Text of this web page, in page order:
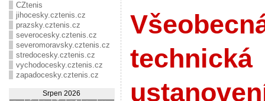
CZtenis
jihocesky.cztenis.cz
prazsky.cztenis.cz
severocesky.cztenis.cz
severomoravsky.cztenis.cz
stredocesky.cztenis.cz
vychodocesky.cztenis.cz
zapadocesky.cztenis.cz
Srpen 2026
technická